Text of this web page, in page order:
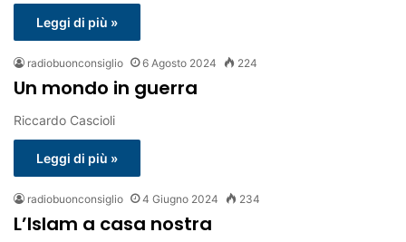
Leggi di più »
radiobuonconsiglio 6 Agosto 2024 224
Un mondo in guerra
Riccardo Cascioli
Leggi di più »
radiobuonconsiglio 4 Giugno 2024 234
L’Islam a casa nostra